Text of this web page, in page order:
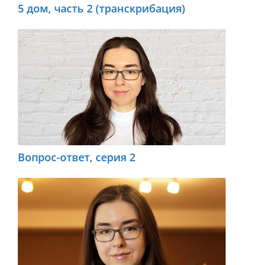
5 дом, часть 2 (транскрибация)
Вопрос-ответ, серия 2